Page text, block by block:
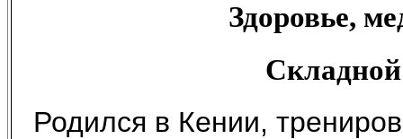
Здоровье,
Родился в Кении,